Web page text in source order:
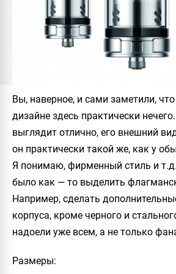
Вы, наверное, и сами заметили,
дизайне здесь практически
выглядит отлично, его внешний
он практически такой же, как у
Я понимаю, фирменный стиль и
было как — то выделить
Например, сделать
корпуса, кроме черного и
надоели уже всем, а не только
Размеры: